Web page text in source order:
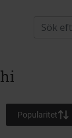
Popularitet